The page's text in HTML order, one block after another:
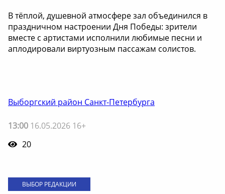
В тёплой, душевной атмосфере зал объединился в
праздничном настроении Дня Победы: зрители
вместе с артистами исполнили любимые песни и
аплодировали виртуозным пассажам солистов.
Выборгский район Санкт-Петербурга
13:00 16.05.2026 16+
20
ВЫБОР РЕДАКЦИИ